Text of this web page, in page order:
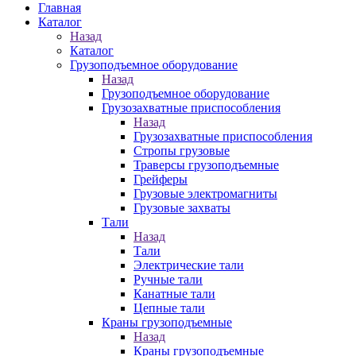
Главная
Каталог
Назад
Каталог
Грузоподъемное оборудование
Назад
Грузоподъемное оборудование
Грузозахватные приспособления
Назад
Грузозахватные приспособления
Стропы грузовые
Траверсы грузоподъемные
Грейферы
Грузовые электромагниты
Грузовые захваты
Тали
Назад
Тали
Электрические тали
Ручные тали
Канатные тали
Цепные тали
Краны грузоподъемные
Назад
Краны грузоподъемные